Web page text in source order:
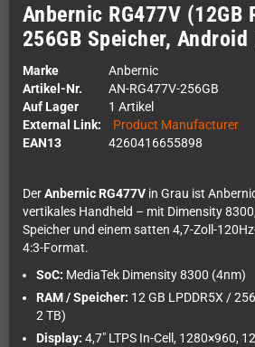
Anbernic RG477V (12GB
256GB Speicher, Android
Marke
Anbernic
Artikel-Nr.
AN-RG477V-256GB
Auf Lager
1 Artikel
External Link:
Product Manufacturer
EAN13
4260416655898
DerAnbernic RG477V in Grau ist
vertikales Handheld – mit Dimensity
Speicher und einem satten 4,7-Zoll-
4:3-Format.
SoC: MediaTek Dimensity 8300 (4nm)
RAM / Speicher: 12 GB LPDDR5X /
2 TB)
Display: 4,7" LTPS In-Cell, 1280×960,